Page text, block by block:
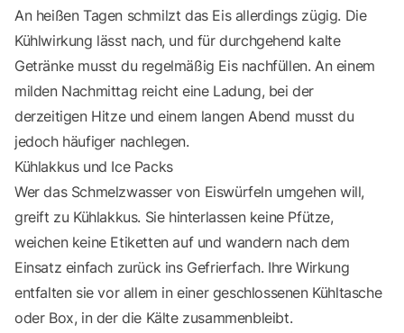
An heißen Tagen schmilzt das Eis allerdings zügig. Die
Kühlwirkung lässt nach, und für durchgehend kalte
Getränke musst du regelmäßig Eis nachfüllen. An einem
milden Nachmittag reicht eine Ladung, bei der
derzeitigen Hitze und einem langen Abend musst du
jedoch häufiger nachlegen.
Kühlakkus und Ice Packs
Wer das Schmelzwasser von Eiswürfeln umgehen will,
greift zu Kühlakkus. Sie hinterlassen keine Pfütze,
weichen keine Etiketten auf und wandern nach dem
Einsatz einfach zurück ins Gefrierfach. Ihre Wirkung
entfalten sie vor allem in einer geschlossenen Kühltasche
oder Box, in der die Kälte zusammenbleibt.